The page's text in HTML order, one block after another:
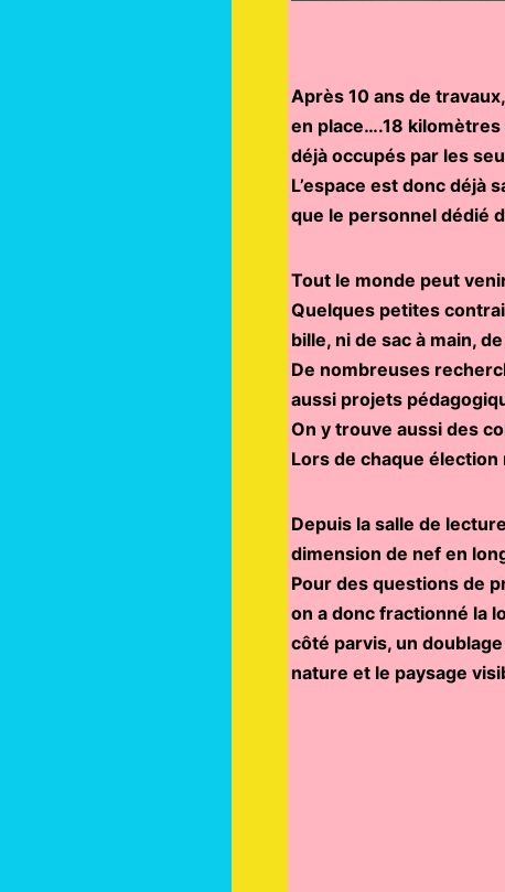
Après 10 ans de
en place….18
déjà occupés par les
L’espace est donc déjà
que le personnel dédié
Tout le monde peut
Quelques petites
bille, ni de sac à main,
De nombreuses
aussi projets
On y trouve aussi des
Lors de chaque
Depuis la salle de
dimension de nef en
Pour des questions de
on a donc fractionné la
côté parvis, un
nature et le paysage